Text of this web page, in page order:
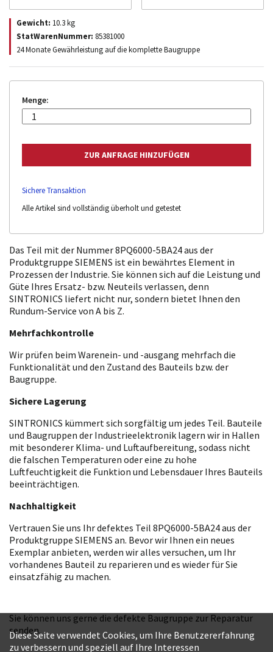
Gewicht: 10.3kg
StatWarenNummer: 85381000
24 Monate Gewährleistung auf die komplette Baugruppe
Menge:
Sichere Transaktion
Alle Artikel sind vollständig überholt und getestet
Das Teil mit der Nummer 8PQ6000-5BA24 aus der
Produktgruppe SIEMENS ist ein bewährtes Element in
Prozessen der Industrie. Sie können sich auf die Leistung und
Güte Ihres Ersatz- bzw. Neuteils verlassen, denn
SINTRONICS liefert nicht nur, sondern bietet Ihnen den
Rundum-Service von A bis Z.
Mehrfachkontrolle
Wir prüfen beim Warenein- und -ausgang mehrfach die
Funktionalität und den Zustand des Bauteils bzw. der
Baugruppe.
Sichere Lagerung
SINTRONICS kümmert sich sorgfältig um jedes Teil. Bauteile
und Baugruppen der Industrieelektronik lagern wir in Hallen
mit besonderer Klima- und Luftaufbereitung, sodass nicht
die falschen Temperaturen oder eine zu hohe
Luftfeuchtigkeit die Funktion und Lebensdauer Ihres Bauteils
beeinträchtigen.
Nachhaltigkeit
Vertrauen Sie uns Ihr defektes Teil 8PQ6000-5BA24 aus der
Produktgruppe SIEMENS an. Bevor wir Ihnen ein neues
Exemplar anbieten, werden wir alles versuchen, um Ihr
vorhandenes Bauteil zu reparieren und es wieder für Sie
einsatzfähig zu machen.
Sie können uns gerne die defekte Baugruppe zur Reparatur
senden.
Diese Seite verwendet Cookies, um Ihre Benutzererfahrung
zu verbessern und speziell auf Ihre Interessen